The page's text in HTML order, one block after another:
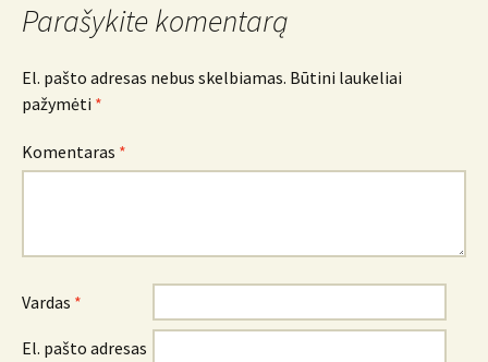
Parašykite komentarą
El. pašto adresas nebus skelbiamas. Būtini laukeliai
pažymėti *
Komentaras *
Vardas *
El. pašto adresas